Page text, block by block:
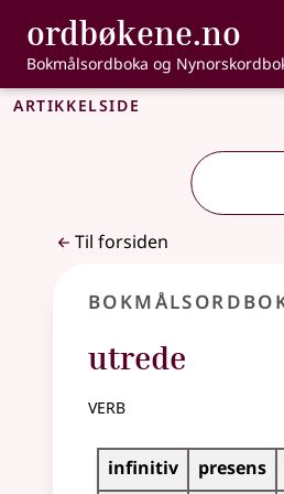
Gå til hovedinnhold
Tilgjengelighet
ordbøkene.no ,
Bokmålsordboka og
Artikkelside
Til forsiden
utrede
verb
Bøyingstabell for
infinitiv presens